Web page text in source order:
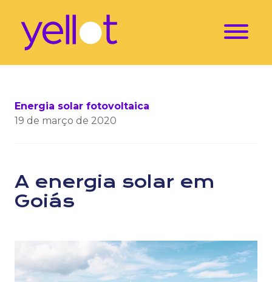
Energia solar fotovoltaica
19 de março de 2020
A energia solar em
Goiás